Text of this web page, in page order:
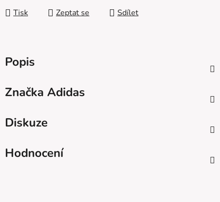
Tisk Zeptat se Sdílet
Popis
Značka Adidas
Diskuze
Hodnocení